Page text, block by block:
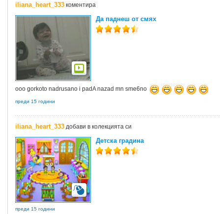
iliana_heart_333 коментира
Да паднеш от смях
ooo gorkoto nadrusano i padA nazad mn sme6no
преди 15 години
iliana_heart_333 добави в колекцията си
Детска градина
преди 15 години